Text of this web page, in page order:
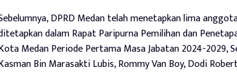
DPRD Medan telah menetapkan lima
dalam Rapat Paripurna Pemilihan dan
Medan Periode Pertama Masa Jabatan 2024-2029,
Bin Marasakti Lubis, Rommy Van Boy, Dodi